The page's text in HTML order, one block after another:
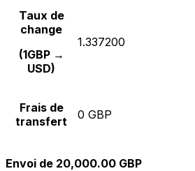
Taux de
change
(1GBP →
USD)
1.337200
Frais de
transfert
0 GBP
Envoi de 20,000.00 GBP